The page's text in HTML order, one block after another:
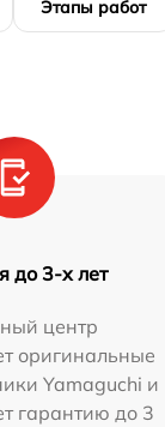
Этапы работ
до 3-х лет
центр
оригинальные
Yamaguchi и
гарантию до 3